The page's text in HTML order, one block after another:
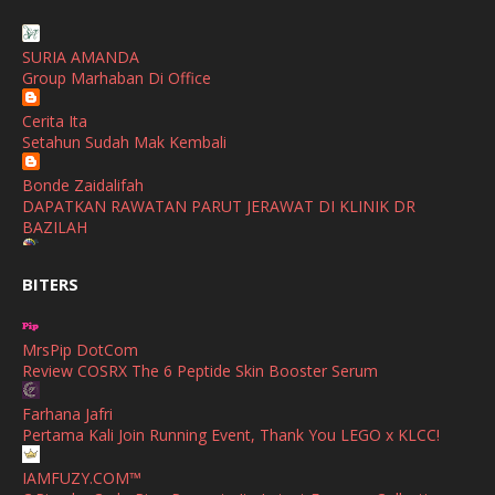
January
November
October
August
July
June
April
February (4)
January
SHALIMAR YUSOF
Selamat Maju Jaya Untuk Puan Intan
Show All
SURIA AMANDA
Group Marhaban Di Office
Cerita Ita
Setahun Sudah Mak Kembali
Bonde Zaidalifah
DAPATKAN RAWATAN PARUT JERAWAT DI KLINIK DR
BAZILAH
Huawei Pura 90s Series & Huawei Freeclip 2 S Now Available
Azlinda Alin Malaysian Parenting Lifestyle Beauty Blogs
HUAWEI PURA 90s SERIES MOBILE IMAGING AND ALL-
SCENARIO INNOVATION
Shuhaida Kabdy
Sanah Helwah Adik Sayang
BITERS
MrsPip DotCom
Review COSRX The 6 Peptide Skin Booster Serum
Farhana Jafri
Pertama Kali Join Running Event, Thank You LEGO x KLCC!
IAMFUZY.COM™